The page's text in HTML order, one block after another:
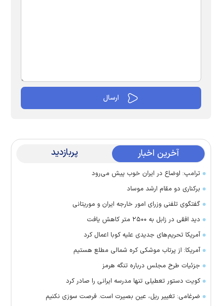
آخرین اخبار پربازدید
ترامپ: اوضاع در ایران خوب پیش می‌رود
برکناری دو مقام ارشد موساد
گفتگوی تلفنی وزرای امور خارجه ایران و موریتانی
دید افقی در زابل به ۲۵۰۰ متر کاهش یافت
آمریکا تحریم‌های جدیدی علیه کوبا اعمال کرد
آمریکا: از پرتاب موشکی کره شمالی مطلع هستیم
جزئیات طرح مجلس درباره تنگه هرمز
کویت دستور تعطیلی تنها مدرسه ایرانی را صادر کرد
ضرغامی: تغییر ریل، عین بصیرت است. فرصت سوزی نکنیم